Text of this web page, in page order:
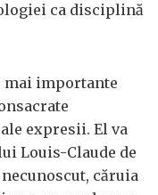
ca disciplină
mai importante
expresii. El va
Louis-Claude de
căruia